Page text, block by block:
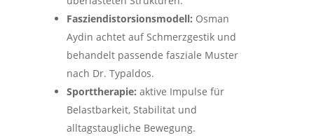
Fasziendistorsionsmodell: Osman
Aydin achtet auf Schmerzgestik und
behandelt passende fasziale Muster
nach Dr. Typaldos.
Sporttherapie: aktive Impulse für
Belastbarkeit, Stabilitat und
alltagstaugliche Bewegung.